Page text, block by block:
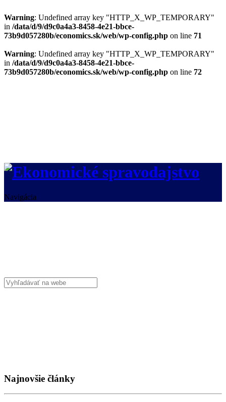
Warning: Undefined array key "HTTP_X_WP_TEMPORARY"
in /data/d/9/d9c0a4a3-8458-4e21-bbce-
73b9d057280b/economics.sk/web/wp-config.php on line 71
Warning: Undefined array key "HTTP_X_WP_TEMPORARY"
in /data/d/9/d9c0a4a3-8458-4e21-bbce-
73b9d057280b/economics.sk/web/wp-config.php on line 72
Navigácia
Najnovšie články